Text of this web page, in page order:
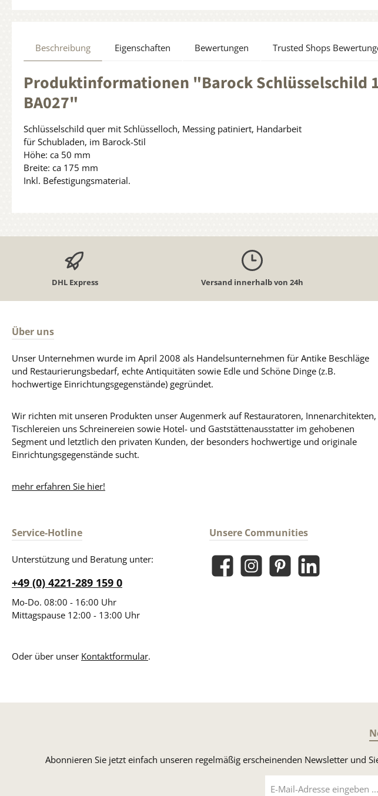
Beschreibung Eigenschaften Bewertungen Trusted Shops
Produktinformationen "Barock Schlüsselschild
BA027"
Schlüsselschild quer mit Schlüsselloch, Messing patiniert, Handarbeit
für Schubladen, im Barock-Stil
Höhe: ca 50 mm
Breite: ca 175 mm
Inkl. Befestigungsmaterial.
DHL Express Versand innerhalb von 24h
Über uns
Unser Unternehmen wurde im April 2008 als Handelsunternehmen für Antike Beschläge
und Restaurierungsbedarf, echte Antiquitäten sowie Edle und Schöne Dinge (z.B.
hochwertige Einrichtungsgegenstände) gegründet.
Wir richten mit unseren Produkten unser Augenmerk auf Restauratoren, Innenarchitekten,
Tischlereien uns Schreinereien sowie Hotel- und Gaststättenausstatter im gehobenen
Segment und letztlich den privaten Kunden, der besonders hochwertige und originale
Einrichtungsgegenstände sucht.
mehr erfahren Sie hier!
Service-Hotline
Unterstützung und Beratung unter:
+49 (0) 4221-289 159 0
Mo-Do. 08:00 - 16:00 Uhr
Mittagspause 12:00 - 13:00 Uhr
Oder über unser Kontaktformular.
Unsere Communities
FacebookInstagramPinterestLinkedIn
Abonnieren Sie jetzt einfach unseren regelmäßig erscheinenden Newsletter und
Mail-